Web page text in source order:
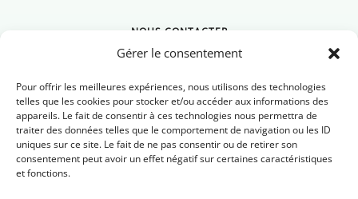
Gérer le consentement
Pour offrir les meilleures expériences, nous utilisons des technologies
telles que les cookies pour stocker et/ou accéder aux informations des
appareils. Le fait de consentir à ces technologies nous permettra de
traiter des données telles que le comportement de navigation ou les ID
uniques sur ce site. Le fait de ne pas consentir ou de retirer son
consentement peut avoir un effet négatif sur certaines caractéristiques
et fonctions.
NOUS CONTACTER
Nous contacter
Newsletter